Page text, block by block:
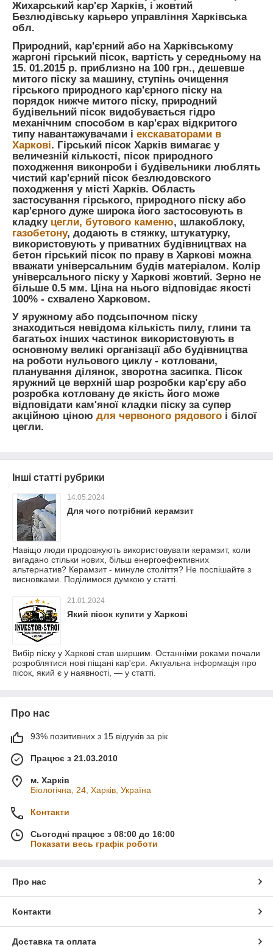
Жихарський кар'єр Харків, і жовтий
Безлюдівську карьеро управління Харківська
обл.
Природний, кар'єрний або на Харківському
жаргоні гірський пісок, вартість у середньому на
15. 01.2015 р. приблизно на 100 грн., дешевше
митого піску за машину, ступінь очищення
гірського природного кар'єрного піску на
порядок нижче митого піску, природний
будівельний пісок видобувається гідро
механічним способом в кар'єрах відкритого
типу навантажувачами і екскаваторами в
Харкові. Гірський пісок Харків вимагає у
величезній кількості, пісок природного
походження виконроби і будівельники люблять
чистий кар'єрний пісок безлюдовского
походження у місті Харків. Область
застосування гірського, природного піску або
кар'єрного дуже широка його застосовують в
кладку цегли, бутового каменю, шлакоблоку,
газобетону, додають в стяжку, штукатурку,
використовують у приватних будівництвах на
бетон гірський пісок по праву в Харкові можна
вважати універсальним будів матеріалом. Колір
універсального піску у Харкові жовтий. Зерно не
більше 0.5 мм. Ціна на нього відповідає якості
100% - схвалено Харковом.
У яружному або подсыпочном піску
знаходиться невідома кількість пилу, глини та
багатьох інших частинок використовують в
основному великі організації або будівництва
на роботи нульового циклу - котловани,
планування ділянок, зворотна засипка. Пісок
яружний це верхній шар розробки кар'єру або
розробка котловану де якість його може
відповідати кам'яної кладки піску за супер
акційною ціною для червоного рядового і білої
цегли.
Інші статті рубрики
14.05.2024
Для чого потрібний керамзит
Навіщо люди продовжують використовувати керамзит, коли
вигадано стільки нових, більш енергоефективних
альтернатив? Керамзит - минуле століття? Не поспішайте з
висновками. Поділимося думкою у статті.
21.01.2024
Який пісок купити у Харкові
Вибір піску у Харкові став ширшим. Останніми роками почали
розроблятися нові піщані кар'єри. Актуальна інформація про
пісок, який є у наявності, — у статті.
Про нас
93% позитивних з 15 відгуків за рік
Працює з 21.03.2010
м. Харків
Біологічна, 24, Харків, Україна
Контакти
Сьогодні працює з 08:00 до 16:00
Показати весь графік роботи
Про нас
Контакти
Доставка та оплата